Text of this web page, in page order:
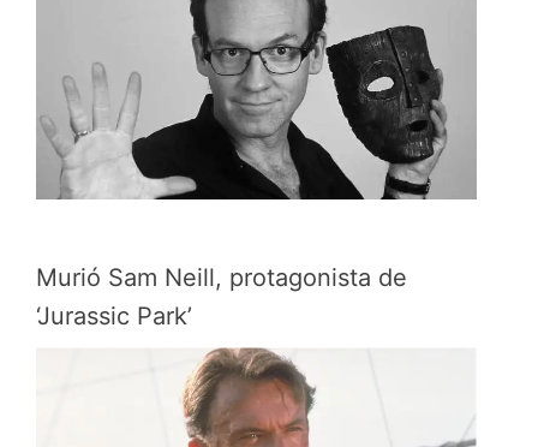
Murió Sam Neill, protagonista de
‘Jurassic Park’